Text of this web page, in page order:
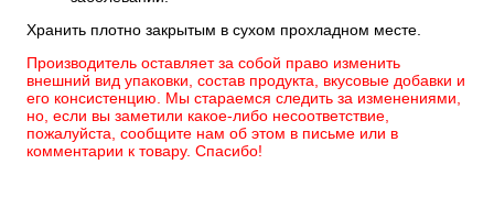
Хранить плотно закрытым в сухом прохладном месте.
Производитель оставляет за собой право изменить
внешний вид упаковки, состав продукта, вкусовые добавки и
его консистенцию. Мы стараемся следить за изменениями,
но, если вы заметили какое-либо несоответствие,
пожалуйста, сообщите нам об этом в письме или в
комментарии к товару. Спасибо!